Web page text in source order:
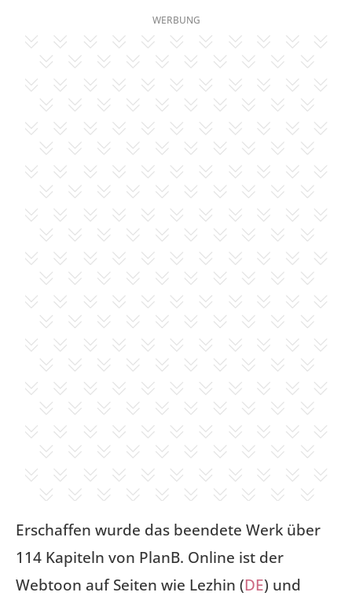
WERBUNG
Erschaffen wurde das beendete Werk über
114 Kapiteln von PlanB. Online ist der
Webtoon auf Seiten wie Lezhin (DE) und